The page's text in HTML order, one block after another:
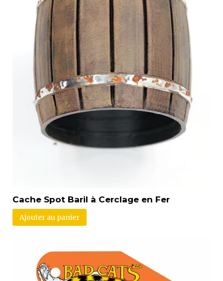
Cache Spot Baril à Cerclage en Fer
Ajouter au panier